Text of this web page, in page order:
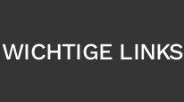
WICHTIGE LINKS